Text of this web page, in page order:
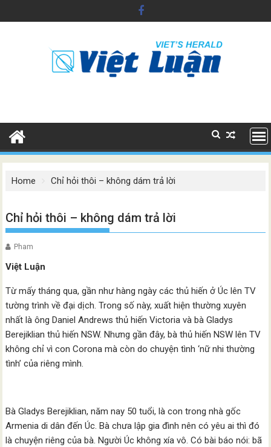
to
Home Chỉ hỏi thôi – không dám trả lời
Chỉ hỏi thôi – không dám trả lời
Pham
Việt Luận
Từ mấy tháng qua, gần như hàng ngày các thủ hiến ở Úc lên TV
tường trình về đại dịch. Trong số này, xuất hiện thường xuyên
nhất là ông Daniel Andrews thủ hiến Victoria và bà Gladys
Berejiklian thủ hiến NSW. Nhưng gần đây, bà thủ hiến NSW lên TV
không chỉ vì con Corona mà còn do chuyện tình ‘nữ nhi thường
tình’ của riêng mình.
Bà Gladys Berejiklian, năm nay 50 tuổi, là con trong nhà gốc
Armenia di dân đến Úc. Bà chưa lập gia đình nên có yêu ai thì đó
là chuyện riêng của bà. Người Úc không xía vô. Có bài báo nói: bã